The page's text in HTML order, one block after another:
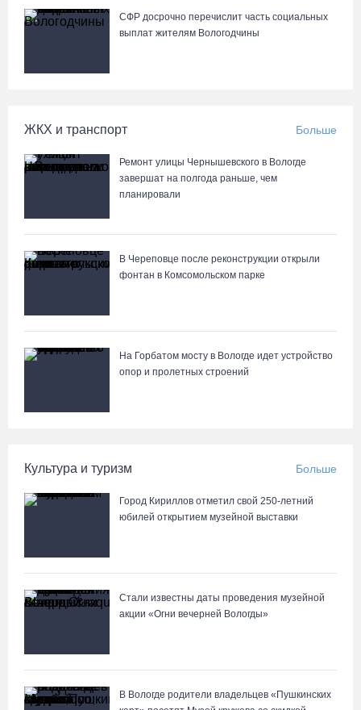
СФР досрочно перечислит часть социальных
выплат жителям Вологодчины
ЖКХ и транспорт Больше
Ремонт улицы Чернышевского в Вологде
завершат на полгода раньше, чем
планировали
В Череповце после реконструкции открыли
фонтан в Комсомольском парке
На Горбатом мосту в Вологде идет устройство
опор и пролетных строений
Культура и туризм Больше
Город Кириллов отметил свой 250-летний
юбилей открытием музейной выставки
Стали известны даты проведения музейной
акции «Огни вечерней Вологды»
В Вологде родители владельцев «Пушкинских